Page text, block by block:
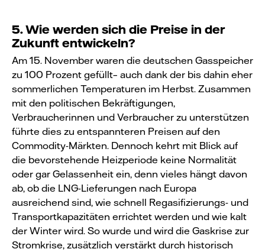
5.Wie werden sich die Preise in der
Zukunft entwickeln?
Am 15. November waren die deutschen Gasspeicher
zu 100 Prozent gefüllt– auch dank der bis dahin eher
sommerlichen Temperaturen im Herbst. Zusammen
mit den politischen Bekräftigungen,
Verbraucherinnen und Verbraucher zu unterstützen
führte dies zu entspannteren Preisen auf den
Commodity-Märkten. Dennoch kehrt mit Blick auf
die bevorstehende Heizperiode keine Normalität
oder gar Gelassenheit ein, denn vieles hängt davon
ab, ob die LNG-Lieferungen nach Europa
ausreichend sind, wie schnell Regasifizierungs- und
Transportkapazitäten errichtet werden und wie kalt
der Winter wird. So wurde und wird die Gaskrise zur
Stromkrise, zusätzlich verstärkt durch historisch